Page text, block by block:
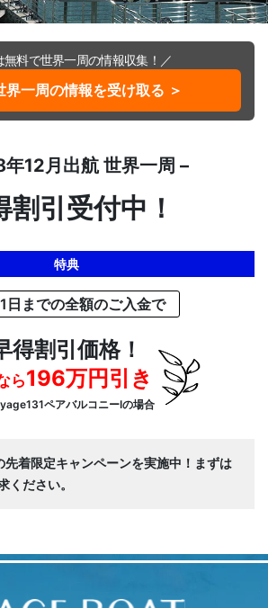
無料で世界一周の情報収集！／
界一周の情報を受け取る ＞
12月出航 世界一周 –
割引受付中！
特典
日までの全額のご入金で
得割引価格！
ら196万円引き
ペアバルコニーIの場合
着限定キャンペーンを実施中！まずは
ください。